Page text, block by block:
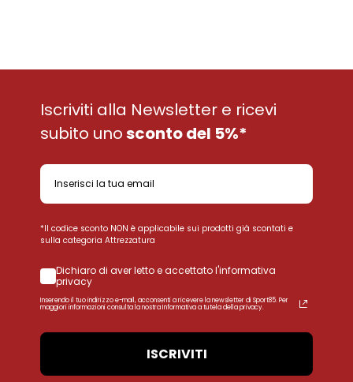
Iscriviti alla Newsletter e ricevi
subito unosconto del 5%*
*Il codice sconto NON è applicabile sui prodotti già scontati e
sulla categoria Attrezzatura
Dichiaro di aver letto e accettato l'informativa
privacy
Inserendo il tuo indirizzo e-mail, acconsenti a ricevere la newsletter di Sport85. Per
maggiori informazioni consulta la nostra Informativa a tutela della privacy.
ISCRIVITI
ISCRIVITI ALLA
NEWSLETTER
Iscriviti alla Newsletter e ricevi subito unosconto del
*Il codice sconto NON è applicabile sui prodotti già scontati.
Email